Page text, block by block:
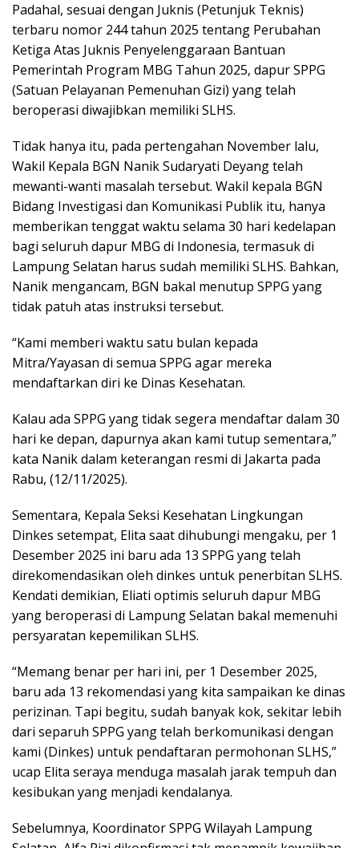
Padahal, sesuai dengan Juknis (Petunjuk Teknis)
terbaru nomor 244 tahun 2025 tentang Perubahan
Ketiga Atas Juknis Penyelenggaraan Bantuan
Pemerintah Program MBG Tahun 2025, dapur SPPG
(Satuan Pelayanan Pemenuhan Gizi) yang telah
beroperasi diwajibkan memiliki SLHS.
Tidak hanya itu, pada pertengahan November lalu,
Wakil Kepala BGN Nanik Sudaryati Deyang telah
mewanti-wanti masalah tersebut. Wakil kepala BGN
Bidang Investigasi dan Komunikasi Publik itu, hanya
memberikan tenggat waktu selama 30 hari kedelapan
bagi seluruh dapur MBG di Indonesia, termasuk di
Lampung Selatan harus sudah memiliki SLHS. Bahkan,
Nanik mengancam, BGN bakal menutup SPPG yang
tidak patuh atas instruksi tersebut.
“Kami memberi waktu satu bulan kepada
Mitra/Yayasan di semua SPPG agar mereka
mendaftarkan diri ke Dinas Kesehatan.
Kalau ada SPPG yang tidak segera mendaftar dalam 30
hari ke depan, dapurnya akan kami tutup sementara,”
kata Nanik dalam keterangan resmi di Jakarta pada
Rabu, (12/11/2025).
Sementara, Kepala Seksi Kesehatan Lingkungan
Dinkes setempat, Elita saat dihubungi mengaku, per 1
Desember 2025 ini baru ada 13 SPPG yang telah
direkomendasikan oleh dinkes untuk penerbitan SLHS.
Kendati demikian, Eliati optimis seluruh dapur MBG
yang beroperasi di Lampung Selatan bakal memenuhi
persyaratan kepemilikan SLHS.
“Memang benar per hari ini, per 1 Desember 2025,
baru ada 13 rekomendasi yang kita sampaikan ke dinas
perizinan. Tapi begitu, sudah banyak kok, sekitar lebih
dari separuh SPPG yang telah berkomunikasi dengan
kami (Dinkes) untuk pendaftaran permohonan SLHS,”
ucap Elita seraya menduga masalah jarak tempuh dan
kesibukan yang menjadi kendalanya.
Sebelumnya, Koordinator SPPG Wilayah Lampung